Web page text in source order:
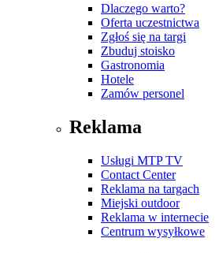
Dlaczego warto?
Oferta uczestnictwa
Zgłoś się na targi
Zbuduj stoisko
Gastronomia
Hotele
Zamów personel
Reklama
Usługi MTP TV
Contact Center
Reklama na targach
Miejski outdoor
Reklama w internecie
Centrum wysyłkowe